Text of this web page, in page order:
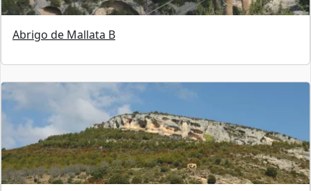
Abrigo de Mallata B